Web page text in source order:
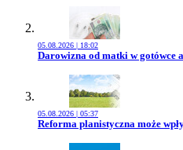
05.08.2026 | 18:02
Przejdź do artykułu:
Darowizna od matki w gotówce
05.08.2026 | 05:37
Przejdź do artykułu:
Reforma planistyczna może